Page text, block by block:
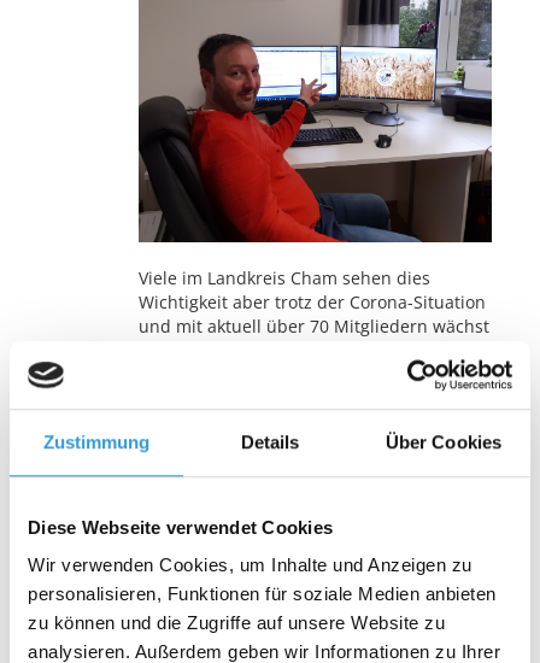
Zustimmung Details Über Cookies
Diese Webseite verwendet Cookies
Wir verwenden Cookies, um Inhalte und Anzeigen zu
personalisieren, Funktionen für soziale Medien anbieten
zu können und die Zugriffe auf unsere Website zu
analysieren. Außerdem geben wir Informationen zu Ihrer
Viele im Landkreis Cham sehen dies
Wichtigkeit aber trotz der Corona-Situation
und mit aktuell über 70 Mitgliedern wächst
will Menschen begeistern von der Idee und
da ein persönliches Treffen auf Eis gelegt
findige Mitglieder gibt wie Christian
Bartonizek, der seine Freizeit geopfert hat
Bier 2020 e. V. eine Internetpräsenz erstellt
finden Interessierte und Mitglieder die
wichtigsten Infos über den Verein. „Wir
sind sehr dankbar, dass uns Christian
Bartonizek unentgeltlich sein Können zur